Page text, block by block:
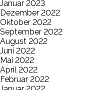
Januar 2023
Dezember 2022
Oktober 2022
September 2022
August 2022
Juni 2022
Mai 2022
April 2022
Februar 2022